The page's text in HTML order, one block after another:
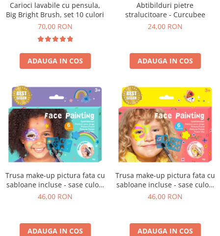
Carioci lavabile cu pensula,
Big Bright Brush, set 10 culori
70,00 RON
ADAUGA IN COS
Abtibilduri pietre
stralucitoare - Curcubee
24,00 RON
ADAUGA IN COS
Trusa make-up pictura fata cu
sabloane incluse - sase culori
non-alergice - curcubeu si
46,00 RON
ADAUGA IN COS
Trusa make-up pictura fata cu
sabloane incluse - sase culori
non-alergice - flori si fluturi
46,00 RON
ADAUGA IN COS